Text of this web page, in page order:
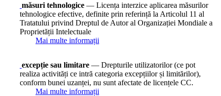
măsuri tehnologice — Licența interzice aplicarea măsurilor
tehnologice efective, definite prin referință la Articolul 11 al
Tratatului privind Dreptul de Autor al Organizației Mondiale a
Proprietății Intelectuale
Mai multe informații
excepție sau limitare — Drepturile utilizatorilor (ce pot
realiza activități ce intră categoria excepțiilor și limitărilor),
conform bunei uzanței, nu sunt afectate de licențele CC.
Mai multe informații